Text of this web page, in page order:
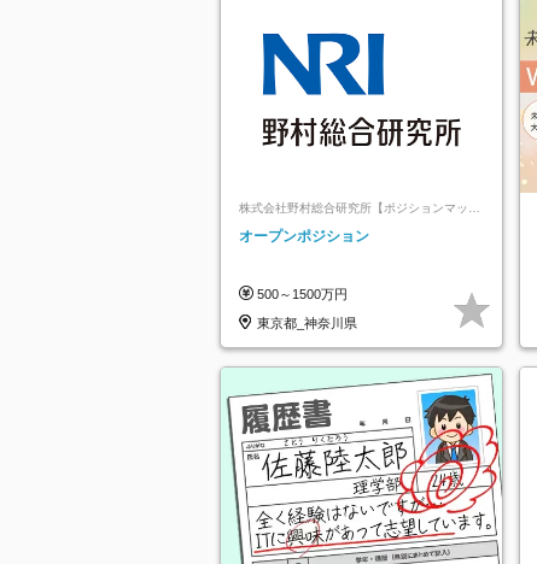
株式会社野村総合研究所【ポジションマッチ
オープンポジション
500～1500万円
東京都_神奈川県